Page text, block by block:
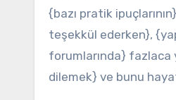
{bazı pratik
teşekkül ederken},
forumlarında} fazlaca
dilemek} ve bunu